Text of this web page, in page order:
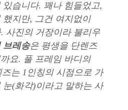
있습니다. 꽤나 힘들었고,
했지만, 그건 여지없이
사진의 거장이라 불리우
브레송은 평생을 단렌즈
요. 풀 프레임 바디의
즈는 1인칭의 시점으로 가
눈(화각)이라고 말하는 사